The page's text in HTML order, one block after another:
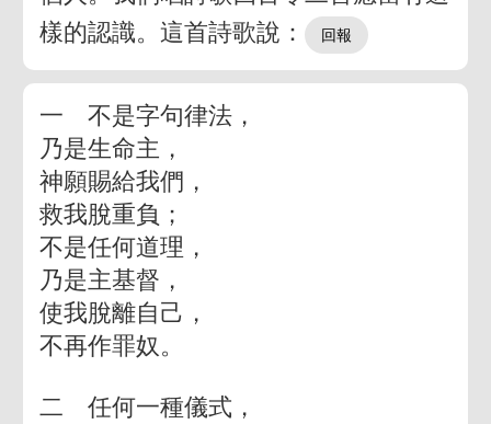
樣的認識。這首詩歌說：
一 不是字句律法，
乃是生命主，
神願賜給我們，
救我脫重負；
不是任何道理，
乃是主基督，
使我脫離自己，
不再作罪奴。
二 任何一種儀式，